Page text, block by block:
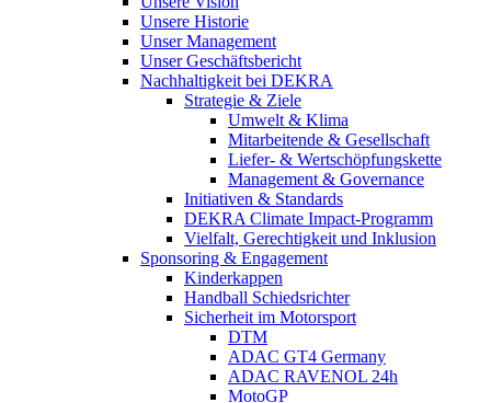
Unsere Historie
Unser Management
Unser Geschäftsbericht
Nachhaltigkeit bei DEKRA
Strategie & Ziele
Umwelt & Klima
Mitarbeitende & Gesellschaft
Liefer- & Wertschöpfungskette
Management & Governance
Initiativen & Standards
DEKRA Climate Impact-Programm
Vielfalt, Gerechtigkeit und Inklusion​
Sponsoring & Engagement
Kinderkappen
Handball Schiedsrichter
Sicherheit im Motorsport
DTM
ADAC GT4 Germany
ADAC RAVENOL 24h
MotoGP